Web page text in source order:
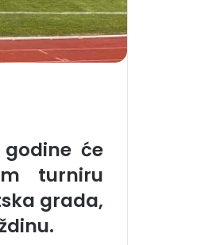
će
turniru
grada,